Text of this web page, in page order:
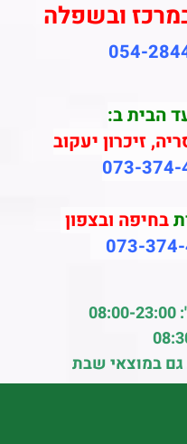
ובשפלה
054-
הבית ב:
זיכרון יעקוב
073-374-
בחיפה ובצפון
073-
גם במוצאי שבת